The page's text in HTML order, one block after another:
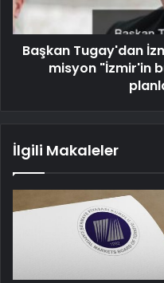
Başkan Tugay'dan
misyon "İzmir'in
İlgili Makaleler